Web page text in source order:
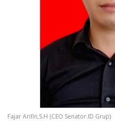
Fajar Arifin,S.H (CEO Senator.ID Grup)